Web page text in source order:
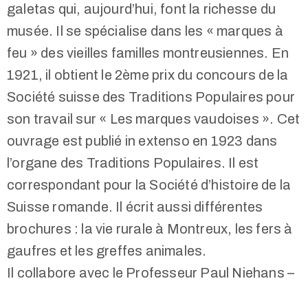
galetas qui, aujourd’hui, font la richesse du
musée. Il se spécialise dans les « marques à
feu » des vieilles familles montreusiennes. En
1921, il obtient le 2ème prix du concours de la
Société suisse des Traditions Populaires pour
son travail sur « Les marques vaudoises ». Cet
ouvrage est publié in extenso en 1923 dans
l’organe des Traditions Populaires. Il est
correspondant pour la Société d’histoire de la
Suisse romande. Il écrit aussi différentes
brochures : la vie rurale à Montreux, les fers à
gaufres et les greffes animales.
Il collabore avec le Professeur Paul Niehans –